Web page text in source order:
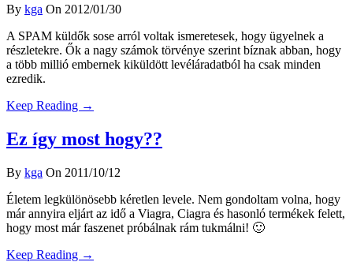
By kga On 2012/01/30
A SPAM küldők sose arról voltak ismeretesek, hogy ügyelnek a
részletekre. Ők a nagy számok törvénye szerint bíznak abban, hogy
a több millió embernek kiküldött levéláradatból ha csak minden
ezredik.
Keep Reading →
Ez így most hogy??
By kga On 2011/10/12
Életem legkülönösebb kéretlen levele. Nem gondoltam volna, hogy
már annyira eljárt az idő a Viagra, Ciagra és hasonló termékek felett,
hogy most már faszenet próbálnak rám tukmálni! 🙂
Keep Reading →